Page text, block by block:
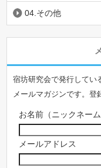
04.その他
宿坊研究会で発行してい
メールマガジンです。登
お名前（ニックネー
メールアドレス